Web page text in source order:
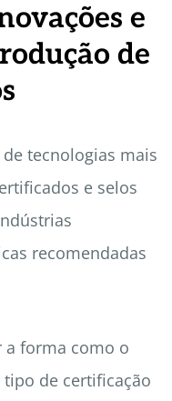
e
de
tecnologias mais
e selos
recomendadas
a forma como o
de certificação